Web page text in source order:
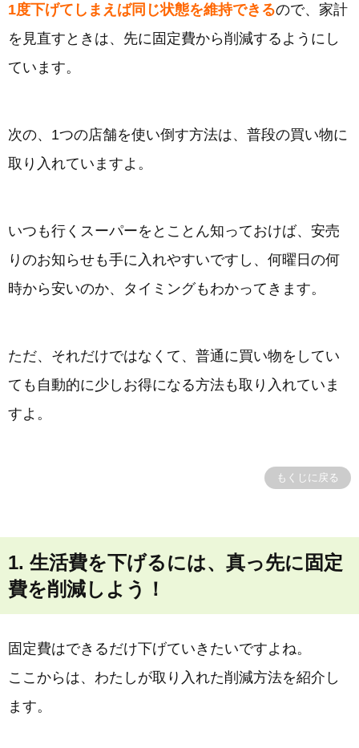
1度下げてしまえば同じ状態を維持できるので、家計
を見直すときは、先に固定費から削減するようにし
ています。
次の、1つの店舗を使い倒す方法は、普段の買い物に
取り入れていますよ。
いつも行くスーパーをとことん知っておけば、安売
りのお知らせも手に入れやすいですし、何曜日の何
時から安いのか、タイミングもわかってきます。
ただ、それだけではなくて、普通に買い物をしてい
ても自動的に少しお得になる方法も取り入れていま
すよ。
もくじに戻る
1. 生活費を下げるには、真っ先に固定
費を削減しよう！
固定費はできるだけ下げていきたいですよね。
ここからは、わたしが取り入れた削減方法を紹介し
ます。